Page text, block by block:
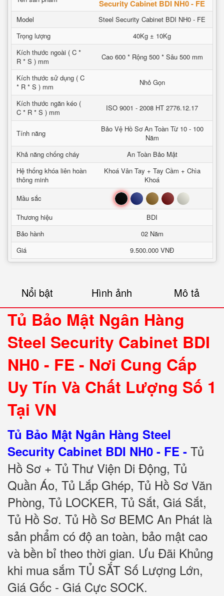
Security Cabinet BDI NH0 - FE
Model
Steel Security Cabinet BDI NH0 - FE
Trọng lượng
40Kg ± 10Kg
Kích thước ngoài ( C *
R * S ) mm
Cao 600 * Rộng 500 * Sâu 500 mm
Kích thước sử dụng ( C
* R * S ) mm
Nhỏ Gọn
Kích thước ngăn kéo (
C * R * S ) mm
ISO 9001 - 2008 HT 2776.12.17
Tính năng
Bảo Vệ Hồ Sơ An Toàn Từ 10 - 100
Năm
Khả năng chống cháy
An Toàn Bảo Mật
Hệ thống khóa liên hoàn
thông minh
Khoá Vân Tay + Tay Cầm + Chìa
Khoá
Mầu sắc
Đen Xanh Nâu Đỏ Trắng
Thương hiệu
BDI
Bảo hành
02 Năm
Giá
9.500.000 VNĐ
Nổi bật Hình ảnh Mô tả
Tủ Bảo Mật Ngân Hàng
Steel Security Cabinet BDI
NH0 - FE - Nơi Cung Cấp
Uy Tín Và Chất Lượng Số 1
Tại VN
Tủ Bảo Mật Ngân Hàng Steel
Security Cabinet BDI NH0 - FE - Tủ
Hồ Sơ + Tủ Thư Viện Di Động, Tủ
Quần Áo, Tủ Lắp Ghép, Tủ Hồ Sơ Văn
Phòng, Tủ LOCKER, Tủ Sắt, Giá Sắt,
Tủ Hồ Sơ. Tủ Hồ Sơ BEMC An Phát là
sản phẩm có độ an toàn, bảo mật cao
và bền bỉ theo thời gian. Ưu Đãi Khủng
khi mua sắm TỦ SẮT Số Lượng Lớn,
Giá Gốc - Giá Cực SOCK.